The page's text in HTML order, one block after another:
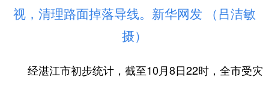
视，清理路面掉落导线。新华网发 （吕洁敏
摄）
经湛江市初步统计，截至10月8日22时，全市受灾